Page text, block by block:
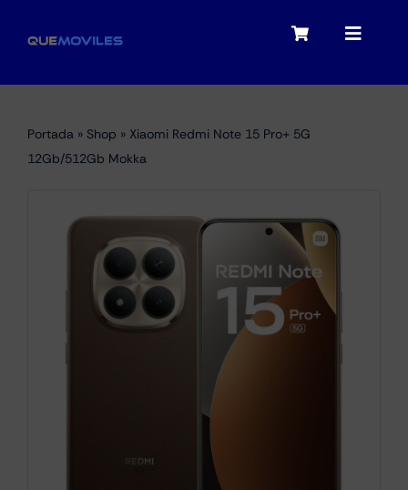
Toggle
My account
Checkout
Toggle
Audio
Portátiles
Smartwatches
Cámaras
Portada » Shop » Xiaomi Redmi Note 15 Pro+ 5G
12Gb/512Gb Mokka